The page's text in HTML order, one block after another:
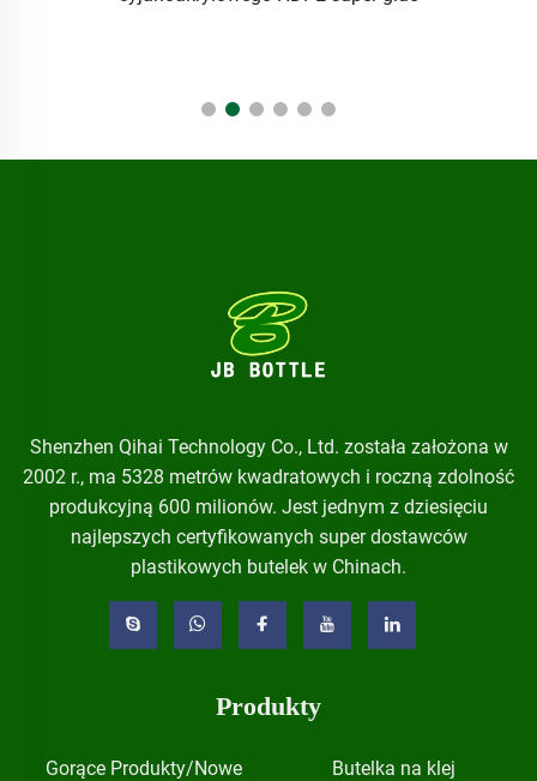
Shenzhen Qihai Technology Co., Ltd. została założona w
2002 r., ma 5328 metrów kwadratowych i roczną zdolność
produkcyjną 600 milionów. Jest jednym z dziesięciu
najlepszych certyfikowanych super dostawców
plastikowych butelek w Chinach.
Produkty
Gorące Produkty/Nowe
Butelka na klej